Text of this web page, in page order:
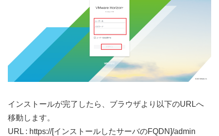
インストールが完了したら、ブラウザより以下のURLへ
移動します。
URL : https://[インストールしたサーバのFQDN]/admin